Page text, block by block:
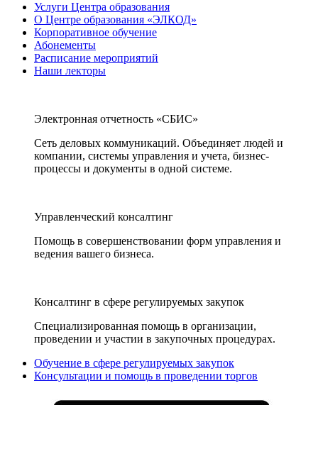
Услуги Центра образования
О Центре образования «ЭЛКОД»
Корпоративное обучение
Абонементы
Расписание мероприятий
Наши лекторы
Электронная отчетность «СБИС»
Сеть деловых коммуникаций. Объединяет людей и
компании, системы управления и учета, бизнес-
процессы и документы в одной системе.
Управленческий консалтинг
Помощь в совершенствовании форм управления и
ведения вашего бизнеса.
Консалтинг в сфере регулируемых закупок
Специализированная помощь в организации,
проведении и участии в закупочных процедурах.
Обучение в сфере регулируемых закупок
Консультации и помощь в проведении торгов